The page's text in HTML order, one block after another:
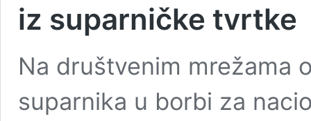
iz suparničke tvrtke
Na društvenim mrežama
suparnika u borbi za